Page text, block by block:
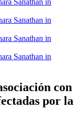
con
por la